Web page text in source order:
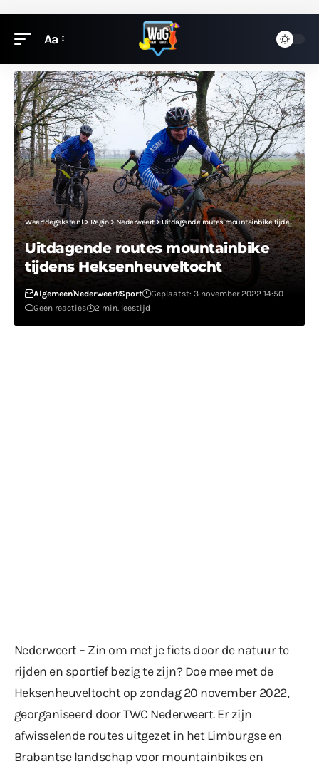
Aa
Weertdegekste.nl>Regio>Nederweert>Uitdagende routes mountainbike tijdens Heksenheuveltocht
Uitdagende routes mountainbike
tijdens Heksenheuveltocht
AlgemeenNederweertSport
Geplaatst: 3 november 2022 14:50
Geen reacties
2 min. leestijd
Nederweert – Zin om met je fiets door de natuur te
rijden en sportief bezig te zijn? Doe mee met de
Heksenheuveltocht op zondag 20 november 2022,
georganiseerd door TWC Nederweert. Er zijn
afwisselende routes uitgezet in het Limburgse en
Brabantse landschap voor mountainbikes en